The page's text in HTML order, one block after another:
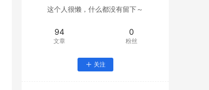
这个人很懒，什么都没有留下～
94
文章
0
粉丝
关注